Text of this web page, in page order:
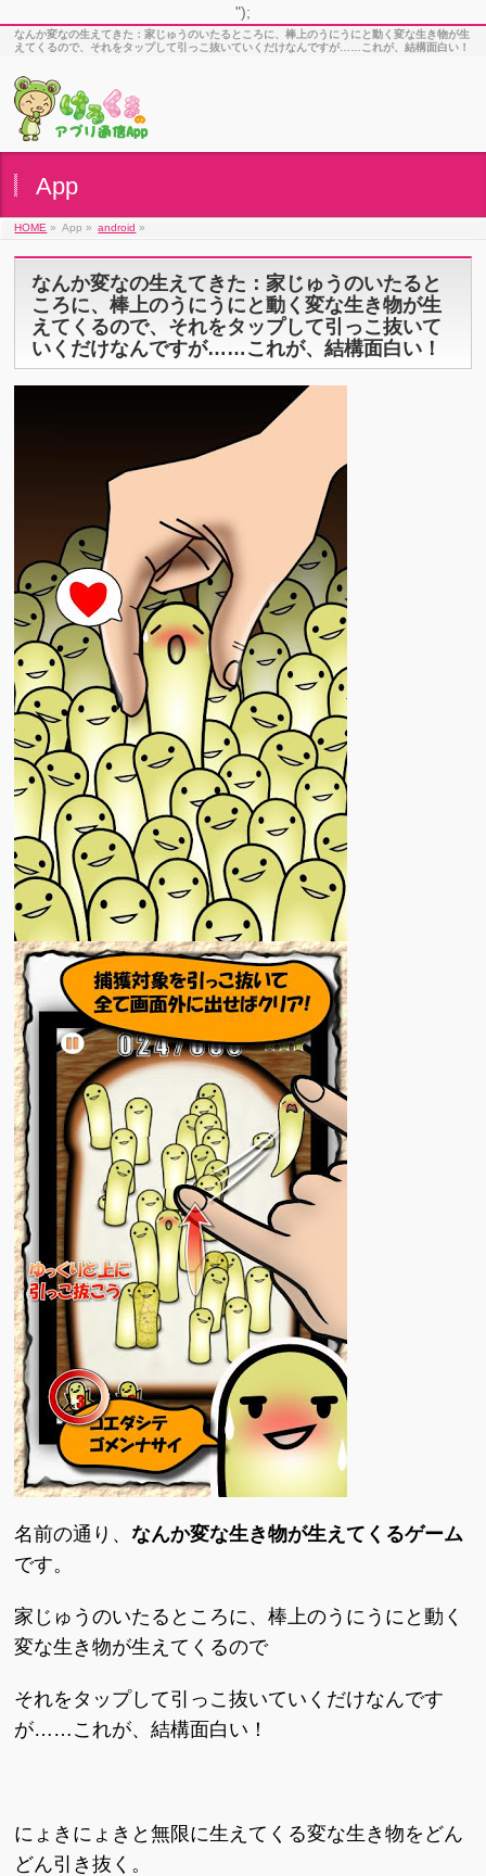
");
なんか変なの生えてきた：家じゅうのいたるところに、棒上のうにうにと動く変な生き物が生
えてくるので、それをタップして引っこ抜いていくだけなんですが……これが、結構面白い！
App
HOME » App » android »
なんか変なの生えてきた：家じゅうのいたると
ころに、棒上のうにうにと動く変な生き物が生
えてくるので、それをタップして引っこ抜いて
いくだけなんですが……これが、結構面白い！
名前の通り、なんか変な生き物が生えてくるゲーム
です。
家じゅうのいたるところに、棒上のうにうにと動く
変な生き物が生えてくるので
それをタップして引っこ抜いていくだけなんです
が……これが、結構面白い！
にょきにょきと無限に生えてくる変な生き物をどん
どん引き抜く。